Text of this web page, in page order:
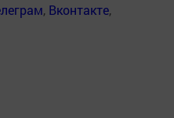
, Вконтакте,